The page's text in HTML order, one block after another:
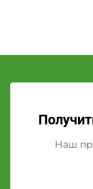
Наш